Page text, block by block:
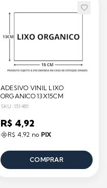
ADESIVO VINIL LIXO
ORGANICO 13X15CM
SKU: 151481
R$ 4,92
R$ 4,92 no PIX
COMPRAR